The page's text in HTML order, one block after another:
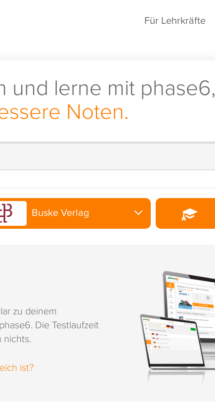
Für Lehrkräfte
und lerne mit phase6,
Noten.
Buske Verlag
zu deinem
Die Testlaufzeit
nichts.
ist?